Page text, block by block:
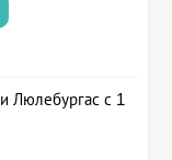
Люлебургас с 1